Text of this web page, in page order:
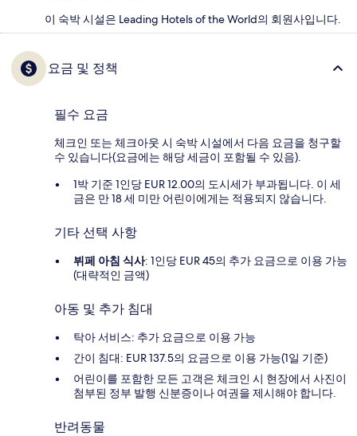
이 숙박 시설은 Leading Hotels of the World의 회원사입니다.
요금 및 정책
필수 요금
체크인 또는 체크아웃 시 숙박 시설에서 다음 요금을 청구할
수 있습니다(요금에는 해당 세금이 포함될 수 있음).
1박 기준 1인당 EUR 12.00의 도시세가 부과됩니다. 이 세
금은 만 18 세 미만 어린이에게는 적용되지 않습니다.
기타 선택 사항
뷔페 아침 식사: 1인당 EUR 45의 추가 요금으로 이용 가능
(대략적인 금액)
아동 및 추가 침대
탁아 서비스: 추가 요금으로 이용 가능
간이 침대: EUR 137.5의 요금으로 이용 가능(1일 기준)
어린이를 포함한 모든 고객은 체크인 시 현장에서 사진이
첨부된 정부 발행 신분증이나 여권을 제시해야 합니다.
반려동물